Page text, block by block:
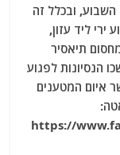
השבוע, ובכלל זה
ירי ליד עזון,
תיאסיר
הנסיונות לפגוע
איום המטענים
https://